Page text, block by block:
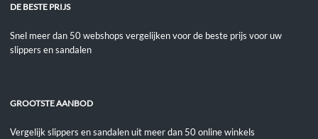
DE BESTE PRIJS
Snel meer dan 50 webshops vergelijken voor de beste prijs voor uw
slippers en sandalen
GROOTSTE AANBOD
Vergelijk slippers en sandalen uit meer dan 50 online winkels